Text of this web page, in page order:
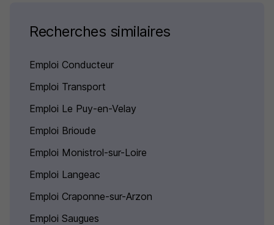
Recherches similaires
Emploi Conducteur
Emploi Transport
Emploi Le Puy-en-Velay
Emploi Brioude
Emploi Monistrol-sur-Loire
Emploi Langeac
Emploi Craponne-sur-Arzon
Emploi Saugues